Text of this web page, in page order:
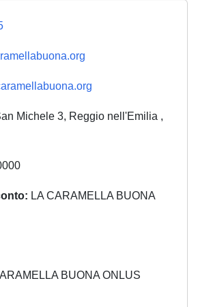
Michele 3, Reggio nell'Emilia ,
LA CARAMELLA BUONA
BUONA ONLUS